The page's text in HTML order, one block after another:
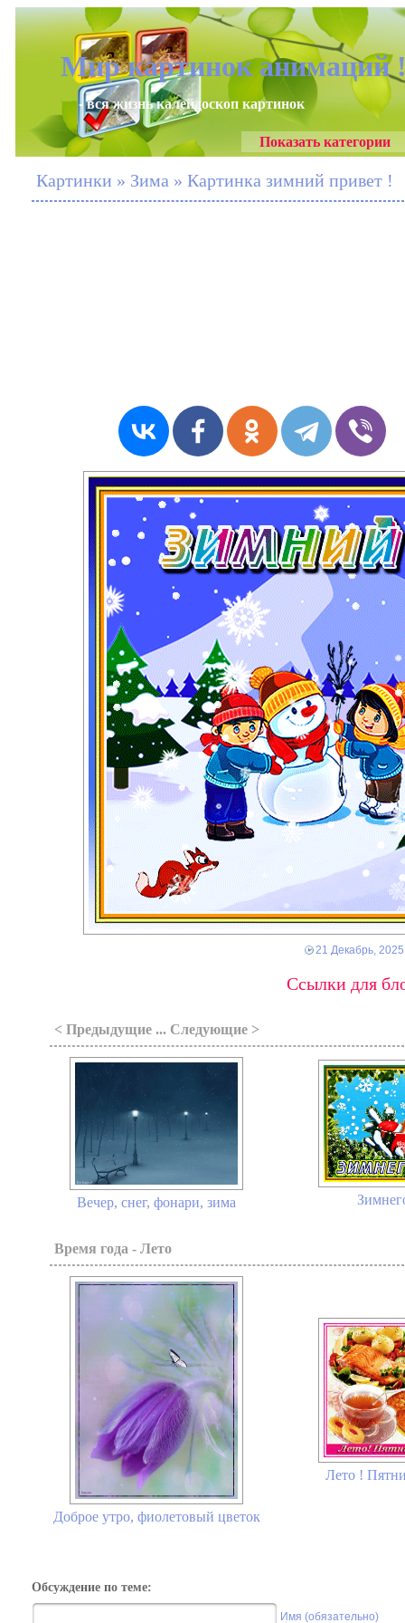
Мир картинок анимаций
- вся жизнь калейдоскоп картинок
Показать категории
Картинки » Зима » Картинка зимний привет !
21 Декабрь, 2025
Ссылки для
< Предыдущие ... Следующие >
Вечер, снег, фонари, зима
Время года - Лето
Доброе утро, фиолетовый цветок
Лето !
Обсуждение по теме:
Имя (обязательно)